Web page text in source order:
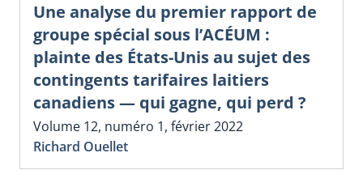
Une analyse du premier rapport de
groupe spécial sous l’ACÉUM :
plainte des États-Unis au sujet des
contingents tarifaires laitiers
canadiens — qui gagne, qui perd ?
Volume 12, numéro 1, février 2022
Richard Ouellet